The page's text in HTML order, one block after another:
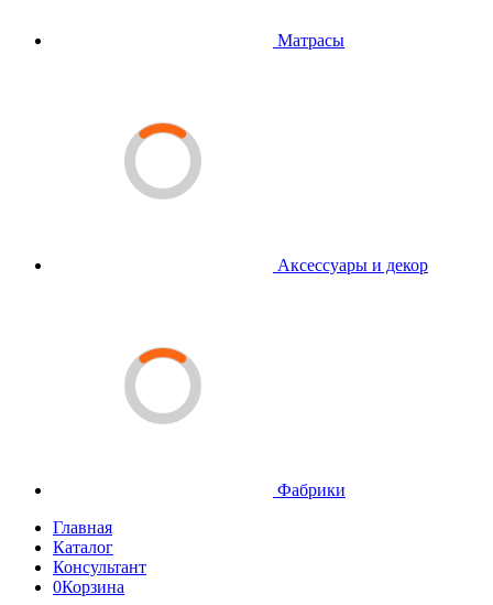
Матрасы
Аксессуары и декор
Фабрики
Главная
Каталог
Консультант
0Корзина